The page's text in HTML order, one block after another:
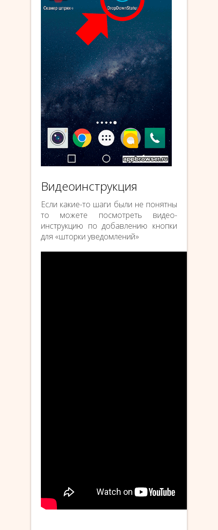
Видеоинструкция
Если какие-то шаги были не понятны
то можете посмотреть видео-
инструкцию по добавлению кнопки
для «шторки уведомлений»